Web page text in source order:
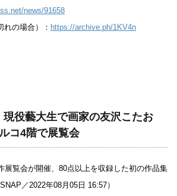
news/91658
れの場合）： https://archive.ph/1KV4n
現役藝大生で画家の友沢こたお
コ4階で展覧会
展覧会が開催、80点以上を収録した初の作品集
／2022年08月05日 16:57）